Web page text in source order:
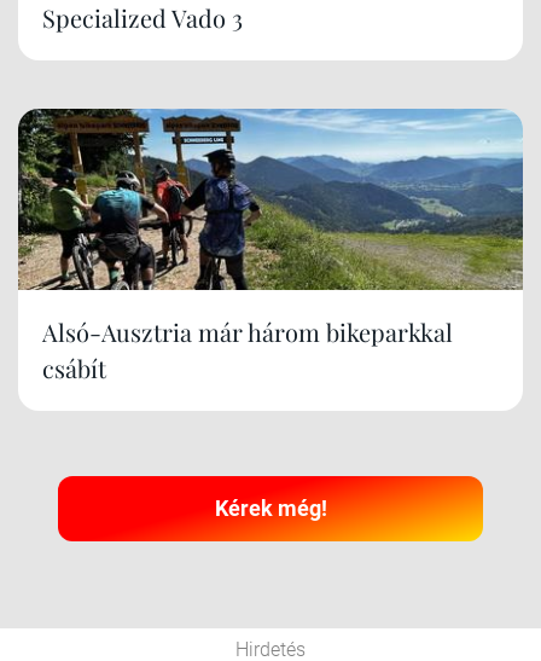
Specialized Vado 3
Alsó-Ausztria már három bikeparkkal
csábít
Kérek még!
Hirdetés